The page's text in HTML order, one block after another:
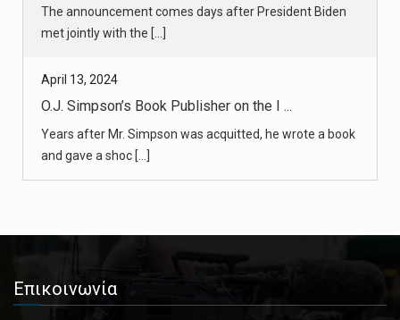
O.J. Simpson’s Book Publisher on the I ...
Years after Mr. Simpson was acquitted, he wrote a book
April 13, 2024
O.J. Simpson Trial Served as a Landmar ...
His acquittal in the infamous trial involving Nicole Brown
April 13, 2024
Shoppers hid in backrooms or ran screaming from the
Επικοινωνία